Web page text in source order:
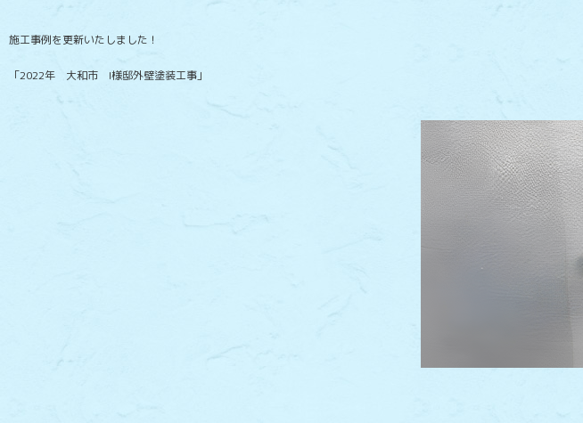
施工事例を更新いたしました！
「2022年 大和市 I様邸外壁塗装工事」